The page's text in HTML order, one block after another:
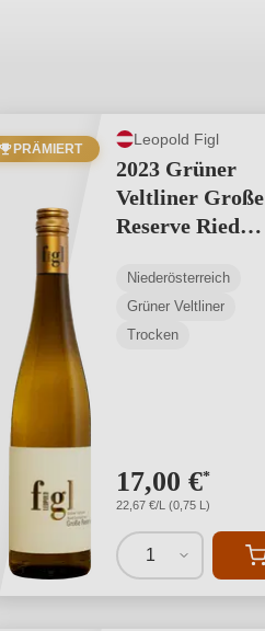
PRÄMIERT
Leopold Figl
2023 Grüner
Veltliner Große
Reserve Ried
Niederösterreich
Grüner Veltliner
Trocken
17,00 €*
22,67 €/L (0,75 L)
1